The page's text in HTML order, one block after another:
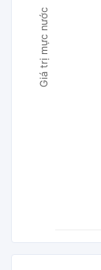
Giá trị mực nước